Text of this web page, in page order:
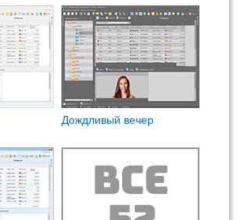
Дождливый вечер